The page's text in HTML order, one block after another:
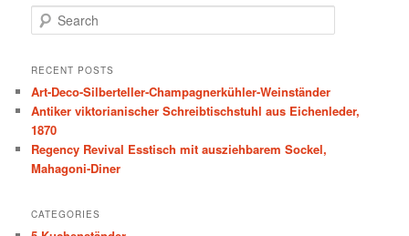
e
r
h
RECENT POSTS
Art-Deco-Silberteller-Champagnerkühler-Weinständer
Antiker viktorianischer Schreibtischstuhl aus Eichenleder,
1870
Regency Revival Esstisch mit ausziehbarem Sockel,
Mahagoni-Diner
CATEGORIES